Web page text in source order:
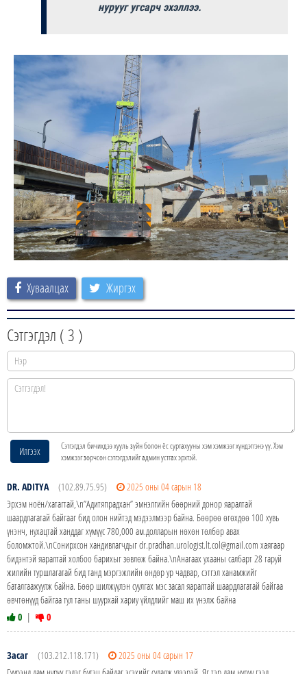
нурууг угсарч эхэллээ.
Хуваалцах Жиргэх
Сэтгэгдэл ( 3 )
Илгээх
Сэтгэгдэл бичихдээ хууль зүйн болон ёс суртахууны хэм хэмжээг хүндэтгэнэ үү. Хэм
хэмжээг зөрчсөн сэтгэгдэлийг админ устгах эрхтэй.
DR. ADITYA (102.89.75.95)
2025 оны 04 сарын 18
Эрхэм ноён/хатагтай,\n”Адитяпрадхан” эмнэлгийн бөөрний донор яаралтай
шаардлагатай байгааг бид олон нийтэд мэдээлмээр байна. Бөөрөө өгөхдөө 100 хувь
үнэнч, нухацтай ханддаг хүмүүс 780,000 ам.долларын нөхөн төлбөр авах
боломжтой.\nСонирхсон хандивлагчдыг dr.pradhan.urologist.lt.col@gmail.com хаягаар
бидэнтэй яаралтай холбоо барихыг зөвлөж байна.\nАнагаах ухааны салбарт 28 гаруй
жилийн туршлагатай бид танд мэргэжлийн өндөр ур чадвар, сэтгэл ханамжийг
баталгаажуулж байна. Бөөр шилжүүлэн суулгах мэс засал яаралтай шаардлагатай байгаа
өвчтөнүүд байгаа тул таны шуурхай хариу үйлдлийг маш их үнэлж байна
0 | 0
Засаг (103.212.118.171)
2025 оны 04 сарын 17